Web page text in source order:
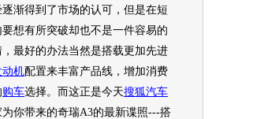
逐渐得到了市场的认可，但是在短
要想有所突破却也不是一件容易的
，最好的办法当然是搭载更加先进
动机配置来丰富产品线，增加消费
购车选择。而这正是今天搜狐汽车
为你带来的奇瑞A3的最新谍照---搭